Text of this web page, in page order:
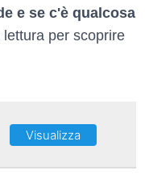
e se c'è qualcosa
per scoprire
Visualizza